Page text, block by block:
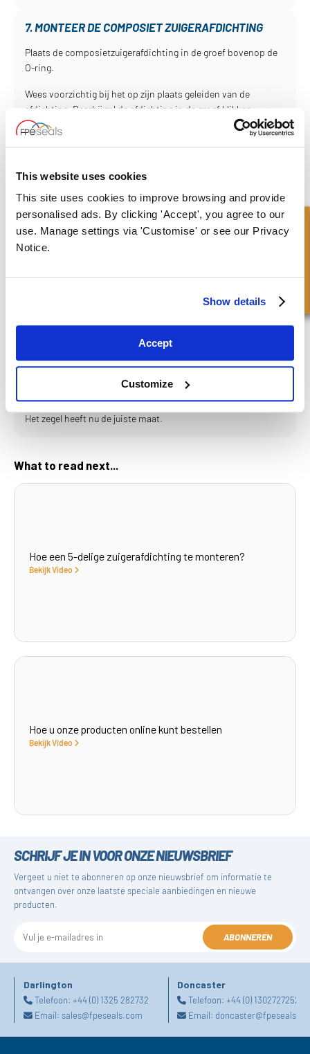
This website uses cookies
This site uses cookies to improve browsing and provide
personalised ads. By clicking 'Accept', you agree to our
use. Manage settings via 'Customise' or see our Privacy
Notice.
Show details
Accept
Customize
7. MONTEER DE COMPOSIET ZUIGERAFDICHTING
Plaats de composietzuigerafdichting in de groef bovenop de
O-ring.
Wees voorzichtig bij het op zijn plaats geleiden van de
afdichting. Daarbij zal de afdichting in de groef klikken.
U moet nu de verzegeling terugkrimpen tot de juiste maat.
8. KRIMP DE COMPOSIET ZUIGERAFDICHTING TERUG
Monteer de lagerring.
Smeer met siliconenvet de taps toelopende rand in de Fitting
Sleeve.
Duw de huls op de zuiger totdat de taps toelopende rand de
klop de mouw terug totdat deze is verwijderd.
Het zegel heeft nu de juiste maat.
What to read next...
Hoe een 5-delige zuigerafdichting te monteren?
Bekijk Video
Hoe u onze producten online kunt bestellen
Bekijk Video
SCHRIJF JE IN VOOR ONZE NIEUWSBRIEF
Vergeet u niet te abonneren op onze nieuwsbrief om informatie te
ontvangen over onze laatste speciale aanbiedingen en nieuwe
producten.
ABONNEREN
Darlington
Telefoon: +44 (0) 1325 282732
Email: sales@fpeseals.com
Doncaster
Telefoon:+44 (0) 1302727252
Email:
Snel onderzoek